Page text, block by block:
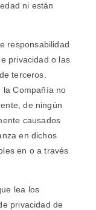
ni están
responsabilidad
privacidad o las
terceros.
la Compañía no
de ningún
causados
en dichos
en o a través
lea los
privacidad de